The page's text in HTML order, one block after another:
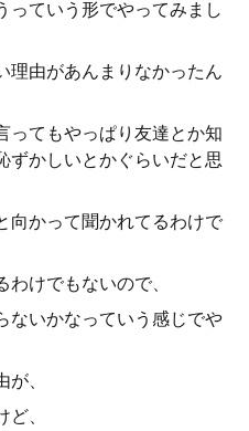
っていう形でやってみまし
理由があんまりなかったん
ってもやっぱり友達とか知
ずかしいとかぐらいだと思
向かって聞かれてるわけで
けでもないので、
ないかなっていう感じでや
、
、